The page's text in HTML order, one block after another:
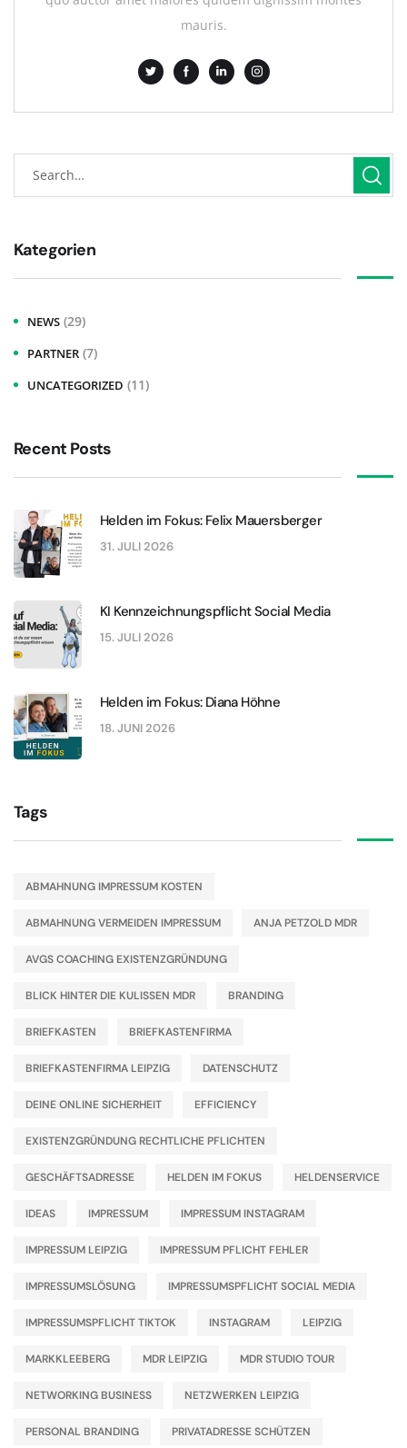
mauris.
Kategorien
NEWS (29)
PARTNER (7)
UNCATEGORIZED (11)
Recent Posts
Helden im Fokus: Felix Mauersberger
31. JULI 2026
KI Kennzeichnungspflicht Social Media
15. JULI 2026
Helden im Fokus: Diana Höhne
18. JUNI 2026
Tags
ABMAHNUNG IMPRESSUM KOSTEN
ABMAHNUNG VERMEIDEN IMPRESSUM ANJA PETZOLD MDR
AVGS COACHING EXISTENZGRÜNDUNG
BLICK HINTER DIE KULISSEN MDR BRANDING
BRIEFKASTEN BRIEFKASTENFIRMA
BRIEFKASTENFIRMA LEIPZIG DATENSCHUTZ
DEINE ONLINE SICHERHEIT EFFICIENCY
EXISTENZGRÜNDUNG RECHTLICHE PFLICHTEN
GESCHÄFTSADRESSE HELDEN IM FOKUS HELDENSERVICE
IDEAS IMPRESSUM IMPRESSUM INSTAGRAM
IMPRESSUM LEIPZIG IMPRESSUM PFLICHT FEHLER
IMPRESSUMSLÖSUNG IMPRESSUMSPFLICHT SOCIAL MEDIA
IMPRESSUMSPFLICHT TIKTOK INSTAGRAM LEIPZIG
MARKKLEEBERG MDR LEIPZIG MDR STUDIO TOUR
NETWORKING BUSINESS NETZWERKEN LEIPZIG
PERSONAL BRANDING PRIVATADRESSE SCHÜTZEN